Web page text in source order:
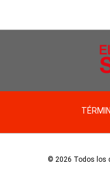
© 2026 Todos los